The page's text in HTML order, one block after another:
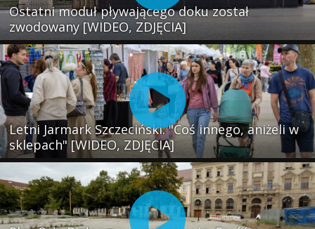
Ostatni moduł pływającego doku został
zwodowany [WIDEO, ZDJĘCIA]
Letni Jarmark Szczeciński. "Coś innego, aniżeli w
sklepach" [WIDEO, ZDJĘCIA]